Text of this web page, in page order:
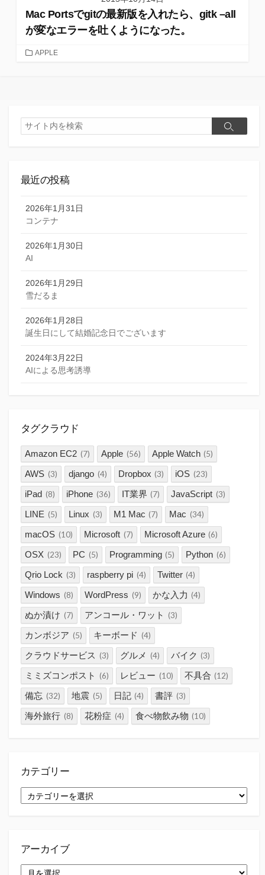
Mac Portsでgitの最新版を入れたら、gitk –all
が変なエラーを吐くようになった。
カAPPLE
検
索
検
最近の投稿
2026年1月31日
コンテナ
2026年1月30日
AI
2026年1月29日
雪だるま
2026年1月28日
誕生日にして結婚記念日でございます
2024年3月22日
AIによる思考誘導
タグクラウド
Amazon EC2 (7) Apple (56) Apple Watch (5)
AWS (3) django (4) Dropbox (3) iOS (23)
iPad (8) iPhone (36) IT業界 (7) JavaScript (3)
LINE (5) Linux (3) M1 Mac (7) Mac (34)
macOS (10) Microsoft (7) Microsoft Azure (6)
OSX (23) PC (5) Programming (5) Python (6)
Qrio Lock (3) raspberry pi (4) Twitter (4)
Windows (8) WordPress (9) かな入力 (4)
ぬか漬け (7) アンコール・ワット (3)
カンボジア (5) キーボード (4)
クラウドサービス (3) グルメ (4) バイク (3)
ミミズコンポスト (6) レビュー (10) 不具合 (12)
備忘 (32) 地震 (5) 日記 (4) 書評 (3)
海外旅行 (8) 花粉症 (4) 食べ物飲み物 (10)
カテゴリー
テ
アーカイブ